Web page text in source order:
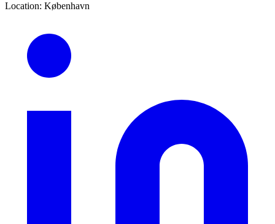
Location: København